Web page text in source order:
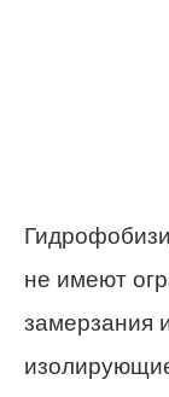
не имеют
замерзания